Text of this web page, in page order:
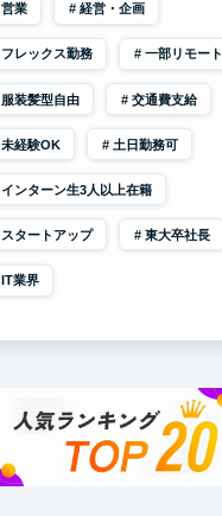
営業 経営・企画
フレックス勤務 一部リモート
服装髪型自由 交通費支給
未経験OK 土日勤務可
インターン生3人以上在籍
スタートアップ 東大卒社長
IT業界